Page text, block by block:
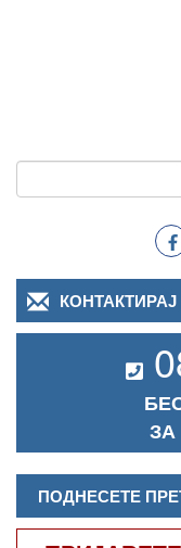
Search
Пребарување
ПОДНЕСЕТЕ